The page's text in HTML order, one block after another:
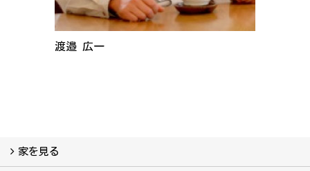
渡邉 広一
家を見る